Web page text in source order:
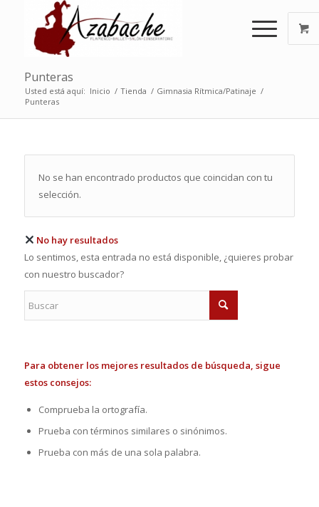
Punteras
Usted está aquí: Inicio / Tienda / Gimnasia Rítmica/Patinaje /
Punteras
No se han encontrado productos que coincidan con tu
selección.
No hay resultados
Lo sentimos, esta entrada no está disponible, ¿quieres probar
con nuestro buscador?
Para obtener los mejores resultados de búsqueda, sigue
estos consejos:
Comprueba la ortografía.
Prueba con términos similares o sinónimos.
Prueba con más de una sola palabra.